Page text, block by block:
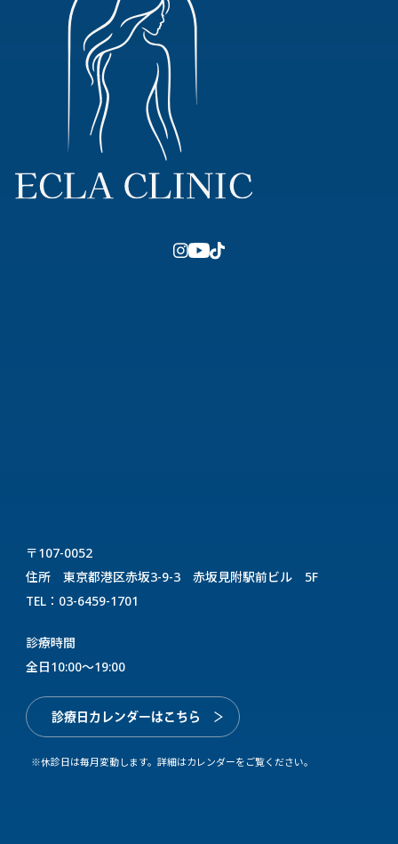
〒107-0052
住所 東京都港区赤坂3-9-3 赤坂見附駅前ビル 5F
TEL：03-6459-1701
診療時間
全日10:00～19:00
診療日カレンダーはこちら
※休診日は毎月変動します。詳細はカレンダーをご覧ください。